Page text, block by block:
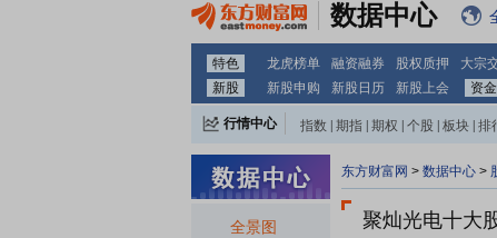
数据中心
特色 龙虎榜单 融资融券 股权质押 大宗
新股
新股申购 新股日历 新股上会 资金
行情中心 指数 期指 期权 个股 板块 排
全景图
东方财富网 > 数据中心 >
聚灿光电十大